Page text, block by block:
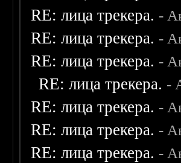
RE: лица трекера. -
RE: лица трекера. -
RE: лица трекера. -
RE: лица трекера. -
RE: лица трекера. -
RE: лица трекера. -
RE: лица трекера. -